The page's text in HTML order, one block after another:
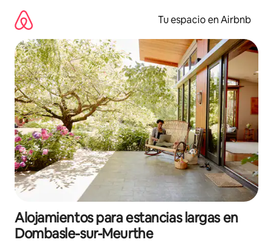
contenido
Tu espacio en Airbnb
Alojamientos para estancias largas en
Dombasle-sur-Meurthe